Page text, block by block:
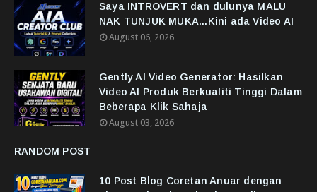
Saya INTROVERT dan dulunya MALU
NAK TUNJUK MUKA...Kini ada Video AI
August 06, 2026
Gently AI Video Generator: Hasilkan
Video AI Produk Berkualiti Tinggi Dalam
Beberapa Klik Sahaja
August 03, 2026
RANDOM POST
10 Post Blog Coretan Anuar dengan